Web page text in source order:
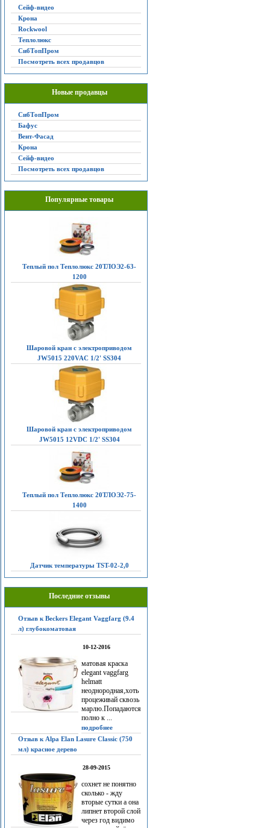
Сейф-видео
Крона
Rockwool
Теплолюкс
СибТопПром
Посмотреть всех продавцов
Новые продавцы
СибТопПром
Бафус
Вент-Фасад
Крона
Сейф-видео
Посмотреть всех продавцов
Популярные товары
Теплый пол Теплолюкс 20ТЛОЭ2-63-
1200
Шаровой кран с электроприводом
JW5015 220VAC 1/2' SS304
Шаровой кран с электроприводом
JW5015 12VDC 1/2' SS304
Теплый пол Теплолюкс 20ТЛОЭ2-75-
1400
Датчик температуры TST-02-2,0
Последние отзывы
Отзыв к Beckers Elegant Vaggfarg (9.4
л) глубокоматовая
10-12-2016
матовая краска
elegant vaggfarg
helmatt
неоднородная,хоть
процеживай сквозь
марлю.Попадаются
полно к ...
подробнее
Отзыв к Alpa Elan Lasure Classic (750
мл) красное дерево
28-09-2015
сохнет не понятно
сколько - жду
вторые сутки а она
липнет второй слой
через год видимо